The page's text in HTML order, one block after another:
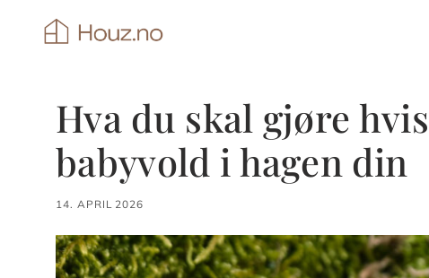
Hva du skal gjøre
babyvold i hagen din
14. APRIL 2026